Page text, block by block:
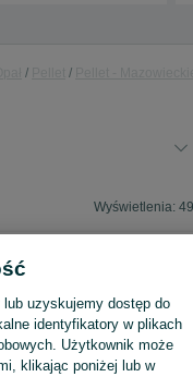
Wyświetlenia:
skontaktować się z
uzyskujemy dostęp do
identyfikatory w plikach
Użytkownik może
klikając poniżej lub w